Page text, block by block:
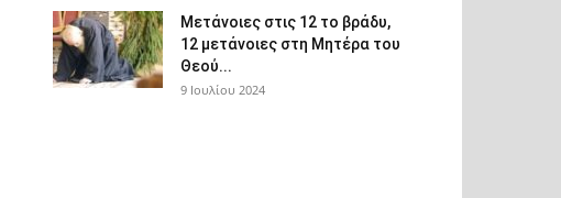
Μετάνοιες στις 12 το βράδυ,
12 μετάνοιες στη Μητέρα του
Θεού...
9 Ιουλίου 2024